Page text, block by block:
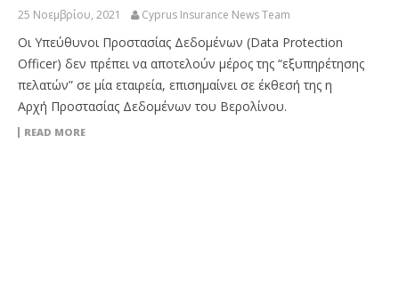
25 Νοεμβρίου, 2021 Cyprus Insurance News Team
Οι Υπεύθυνοι Προστασίας Δεδομένων (Data Protection
Officer) δεν πρέπει να αποτελούν μέρος της “εξυπηρέτησης
πελατών” σε μία εταιρεία, επισημαίνει σε έκθεσή της η
Αρχή Προστασίας Δεδομένων του Βερολίνου.
READ MORE